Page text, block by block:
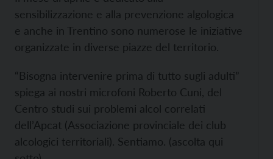
sensibilizzazione e alla prevenzione algologica
e anche in Trentino sono numerose le iniziative
organizzate in diverse piazze del territorio.
“Bisogna intervenire prima di tutto sugli adulti”
spiega ai nostri microfoni Roberto Cuni, del
Centro studi sui problemi alcol correlati
dell’Apcat (Associazione provinciale dei club
alcologici territoriali). Sentiamo. (ascolta qui